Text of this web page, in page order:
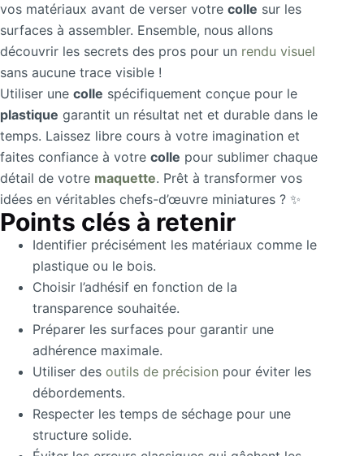
vos matériaux avant de verser votre colle sur les
surfaces à assembler. Ensemble, nous allons
découvrir les secrets des pros pour un rendu visuel
sans aucune trace visible !
Utiliser une colle spécifiquement conçue pour le
plastique garantit un résultat net et durable dans le
temps. Laissez libre cours à votre imagination et
faites confiance à votre colle pour sublimer chaque
détail de votre maquette. Prêt à transformer vos
idées en véritables chefs-d’œuvre miniatures ? ✨
Points clés à retenir
Identifier précisément les matériaux comme le
plastique ou le bois.
Choisir l’adhésif en fonction de la
transparence souhaitée.
Préparer les surfaces pour garantir une
adhérence maximale.
Utiliser des outils de précision pour éviter les
débordements.
Respecter les temps de séchage pour une
structure solide.